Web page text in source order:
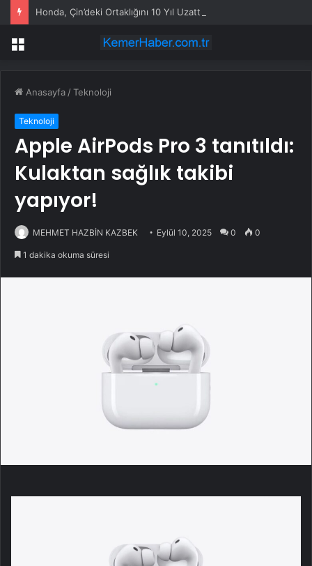
Honda, Çin’deki Ortaklığını 10 Yıl Uzattı
Menü
Anasayfa /Teknoloji
Teknoloji
Apple AirPods Pro 3 tanıtıldı:
Kulaktan sağlık takibi
yapıyor!
MEHMET HAZBİN KAZBEK Eylül 10, 2025 0 0
1 dakika okuma süresi